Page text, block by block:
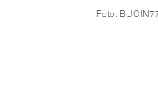
Foto: